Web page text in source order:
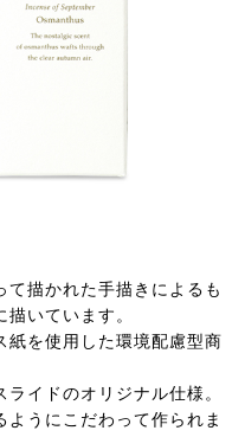
描かれた手描きによるも
いています。
紙を使用した環境配慮型商
イドのオリジナル仕様。
うにこだわって作られま